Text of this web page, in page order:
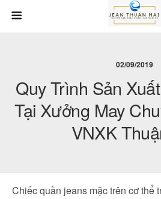
02/09/2019
Quy Trình Sản
Tại Xưởng May
VNXK
Chiếc quần jeans mặc trên cơ thể